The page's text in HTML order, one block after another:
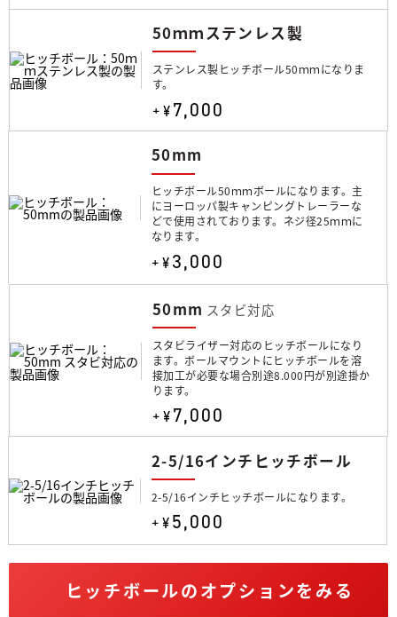
50ｍｍステンレス製
ステンレス製ヒッチボール50ｍｍになりま
す。
+¥7,000
50mm
ヒッチボール50ｍｍボールになります。主
にヨーロッパ製キャンピングトレーラーな
どで使用されております。ネジ径25ｍｍに
なります。
+¥3,000
50mm スタビ対応
スタビライザー対応のヒッチボールになり
ます。ボールマウントにヒッチボールを溶
接加工が必要な場合別途8.000円が別途掛か
ります。
+¥7,000
2-5/16インチヒッチボール
2-5/16インチヒッチボールになります。
+¥5,000
ヒッチボールのオプションをみる